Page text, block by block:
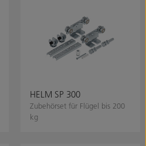
HELM SP 300
Zubehörset für Flügel bis 200
kg